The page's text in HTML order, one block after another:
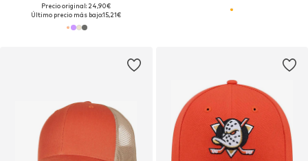
Precio original: 24,90€
Último precio más bajo:15,21€